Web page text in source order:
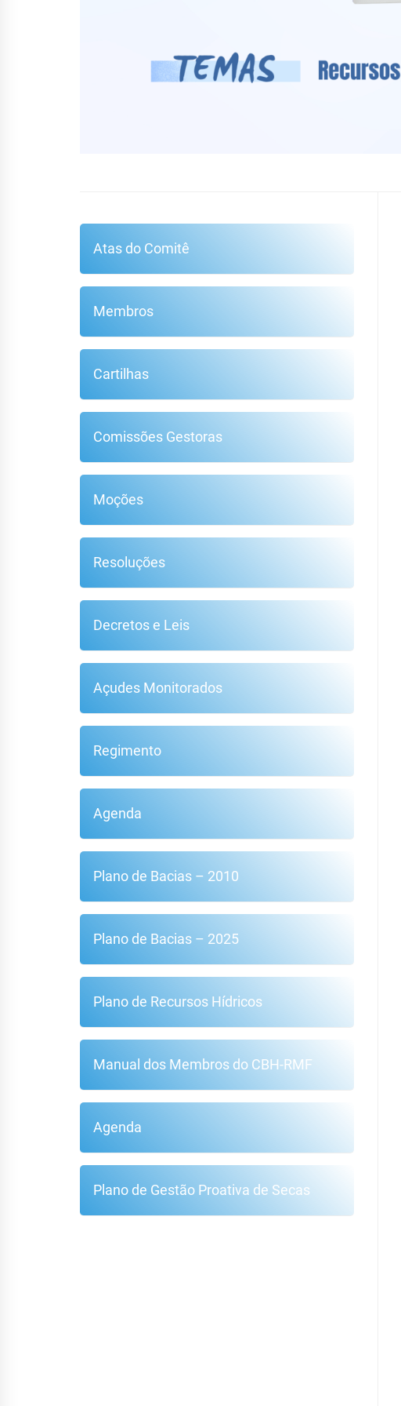
Atas do Comitê
Membros
Cartilhas
Comissões Gestoras
Moções
Resoluções
Decretos e Leis
Açudes Monitorados
Regimento
Agenda
Plano de Bacias – 2010
Plano de Bacias – 2025
Plano de Recursos Hídricos
Manual dos Membros do CBH-RMF
Agenda
Plano de Gestão Proativa de Secas